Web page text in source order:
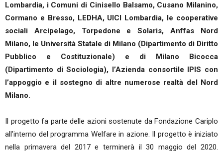
Lombardia, i Comuni di Cinisello Balsamo, Cusano Milanino,
Cormano e Bresso, LEDHA, UICI Lombardia, le cooperative
sociali Arcipelago, Torpedone e Solaris, Anffas Nord
Milano, le Università Statale di Milano (Dipartimento di Diritto
Pubblico e Costituzionale) e di Milano Bicocca
(Dipartimento di Sociologia), l’Azienda consortile IPIS con
l’appoggio e il sostegno di altre numerose realtà del Nord
Milano.
Il progetto fa parte delle azioni sostenute da Fondazione Cariplo
all’interno del programma Welfare in azione. Il progetto è iniziato
nella primavera del 2017 e terminerà il 30 maggio del 2020.